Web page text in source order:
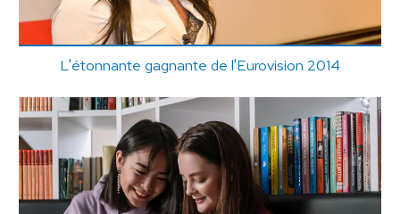
L'étonnante gagnante de l'Eurovision 2014